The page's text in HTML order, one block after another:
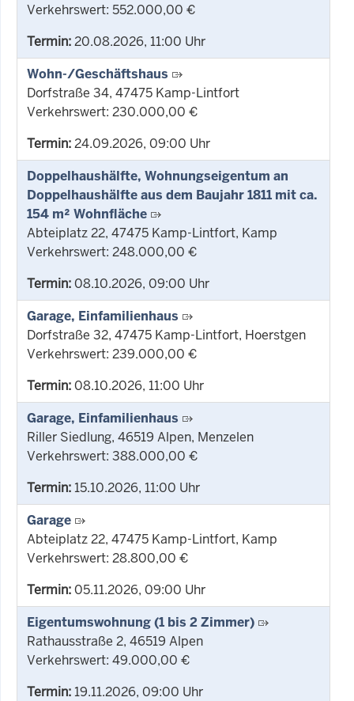
Verkehrswert: 552.000,00 €
Termin:20.08.2026, 11:00 Uhr
Wohn-/Geschäftshaus
Dorfstraße 34, 47475 Kamp-Lintfort
Verkehrswert: 230.000,00 €
Termin:24.09.2026, 09:00 Uhr
Doppelhaushälfte, Wohnungseigentum an
Doppelhaushälfte aus dem Baujahr 1811 mit ca.
154 m² Wohnfläche
Abteiplatz 22, 47475 Kamp-Lintfort, Kamp
Verkehrswert: 248.000,00 €
Termin:08.10.2026, 09:00 Uhr
Garage, Einfamilienhaus
Dorfstraße 32, 47475 Kamp-Lintfort, Hoerstgen
Verkehrswert: 239.000,00 €
Termin:08.10.2026, 11:00 Uhr
Garage, Einfamilienhaus
Riller Siedlung, 46519 Alpen, Menzelen
Verkehrswert: 388.000,00 €
Termin:15.10.2026, 11:00 Uhr
Garage
Abteiplatz 22, 47475 Kamp-Lintfort, Kamp
Verkehrswert: 28.800,00 €
Termin:05.11.2026, 09:00 Uhr
Eigentumswohnung (1 bis 2 Zimmer)
Rathausstraße 2, 46519 Alpen
Verkehrswert: 49.000,00 €
Termin:19.11.2026, 09:00 Uhr